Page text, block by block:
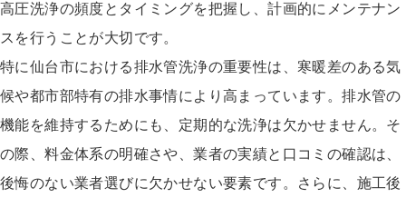
高圧洗浄の頻度とタイミングを把握し、計画的にメンテナン
スを行うことが大切です。
特に仙台市における排水管洗浄の重要性は、寒暖差のある気
候や都市部特有の排水事情により高まっています。排水管の
機能を維持するためにも、定期的な洗浄は欠かせません。そ
の際、料金体系の明確さや、業者の実績と口コミの確認は、
後悔のない業者選びに欠かせない要素です。さらに、施工後